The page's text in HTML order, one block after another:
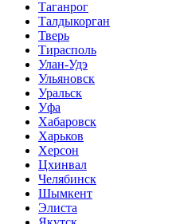
Таганрог
Tалдыкорган
Тверь
Тирасполь
Улан-Удэ
Ульяновск
Уральск
Уфа
Хабаровск
Харьков
Херсон
Цхинвал
Челябинск
Шымкент
Элиста